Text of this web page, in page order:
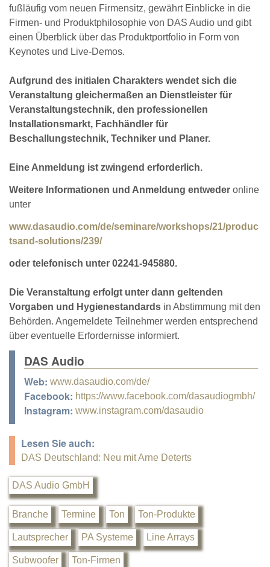
fußläufig vom neuen Firmensitz, gewährt Einblicke in die
Firmen- und Produktphilosophie von DAS Audio und gibt
einen Überblick über das Produktportfolio in Form von
Keynotes und Live-Demos.
Aufgrund des initialen Charakters wendet sich die
Veranstaltung gleichermaßen an Dienstleister für
Veranstaltungstechnik, den professionellen
Installationsmarkt, Fachhändler für
Beschallungstechnik, Techniker und Planer.
Eine Anmeldung ist zwingend erforderlich.
Weitere Informationen und Anmeldung entweder online
unter
www.dasaudio.com/de/seminare/workshops/21/produc
tsand-solutions/239/
oder telefonisch unter 02241-945880.
Die Veranstaltung erfolgt unter dann geltenden
Vorgaben und Hygienestandards in Abstimmung mit den
Behörden. Angemeldete Teilnehmer werden entsprechend
über eventuelle Erfordernisse informiert.
DAS Audio
Web: www.dasaudio.com/de/
Facebook: https://www.facebook.com/dasaudiogmbh/
Instagram: www.instagram.com/dasaudio
Lesen Sie auch:
DAS Deutschland: Neu mit Arne Deterts
DAS Audio GmbH
Branche Termine Ton Ton-Produkte
Lautsprecher PA Systeme Line Arrays
Subwoofer Ton-Firmen